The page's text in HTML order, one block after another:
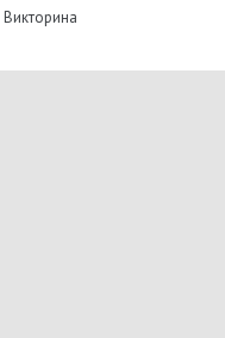
Викторина